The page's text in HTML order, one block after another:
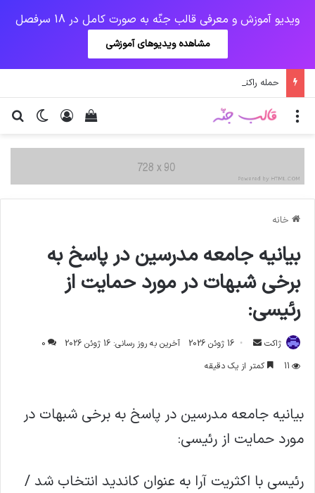
ویدیو آموزش و معرفی قالب جنّه به صورت کامل در 18 سرفصل
مشاهده ویدیوهای آموزشی
حمله راکتی جدید به پایگاه عین‌الاسد در عراق
تغییر ورود
دیدن سبد خرید منو
خانه
بیانیه جامعه مدرسین در پاسخ به
برخی شبهات در مورد حمایت از
رئیسی:
ژاکت
ارسال
ایمیل
16 ژوئن 2026 آخرین به روز رسانی: 16 ژوئن 2026
0
11
کمتر از یک دقیقه
بیانیه جامعه مدرسین در پاسخ به برخی شبهات در
مورد حمایت از رئیسی:
رئیسی با اکثریت آرا به عنوان کاندید انتخاب شد /